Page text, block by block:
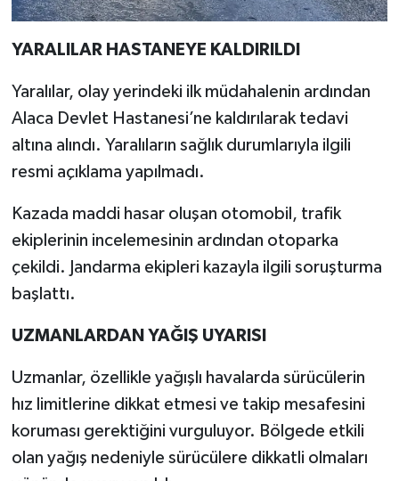
YARALILAR HASTANEYE KALDIRILDI
Yaralılar, olay yerindeki ilk müdahalenin ardından
Alaca Devlet Hastanesi’ne kaldırılarak tedavi
altına alındı. Yaralıların sağlık durumlarıyla ilgili
resmi açıklama yapılmadı.
Kazada maddi hasar oluşan otomobil, trafik
ekiplerinin incelemesinin ardından otoparka
çekildi. Jandarma ekipleri kazayla ilgili soruşturma
başlattı.
UZMANLARDAN YAĞIŞ UYARISI
Uzmanlar, özellikle yağışlı havalarda sürücülerin
hız limitlerine dikkat etmesi ve takip mesafesini
koruması gerektiğini vurguluyor. Bölgede etkili
olan yağış nedeniyle sürücülere dikkatli olmaları